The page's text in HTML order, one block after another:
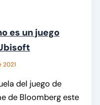
es un juego
2021
del juego de
de Bloomberg este